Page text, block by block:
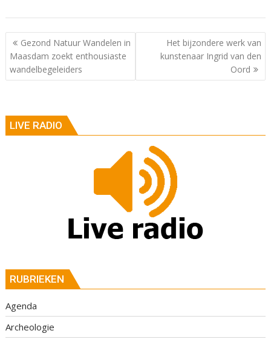
Berichtnavigatie
Gezond Natuur Wandelen in
Maasdam zoekt enthousiaste
wandelbegeleiders
Het bijzondere werk van
kunstenaar Ingrid van den
Oord
LIVE RADIO
RUBRIEKEN
Agenda
Archeologie